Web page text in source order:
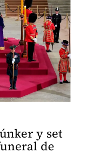
y set
de